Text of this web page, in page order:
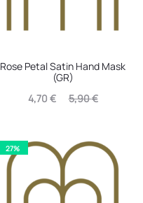
Rose Petal Satin Hand Mask
(GR)
5,90€
Original
was:
5,90 €.
4,70 €
Η
τιμή
είναι:
27%